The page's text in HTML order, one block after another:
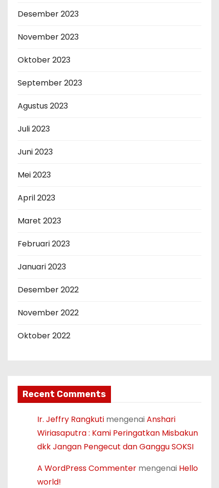
Desember 2023
November 2023
Oktober 2023
September 2023
Agustus 2023
Juli 2023
Juni 2023
Mei 2023
April 2023
Maret 2023
Februari 2023
Januari 2023
Desember 2022
November 2022
Oktober 2022
Recent Comments
Ir. Jeffry Rangkuti mengenaiAnshari
Wiriasaputra : Kami Peringatkan Misbakun
dkk Jangan Pengecut dan Ganggu SOKSI
A WordPress Commenter mengenai Hello
world!